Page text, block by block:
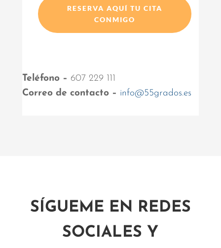
RESERVA AQUÍ TU CITA
CONMIGO
Teléfono – 607 229 111
Correo de contacto – info@55grados.es
SÍGUEME EN REDES
SOCIALES Y